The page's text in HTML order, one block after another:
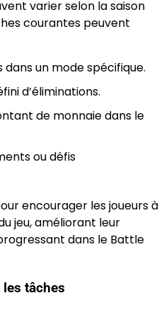
varier selon la saison
courantes peuvent
un mode spécifique.
d’éliminations.
de monnaie dans le
ou défis
encourager les joueurs à
jeu, améliorant leur
dans le Battle
tâches